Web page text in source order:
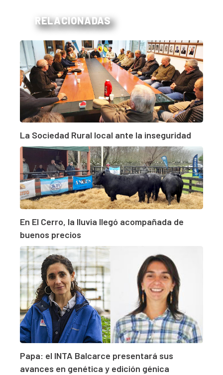
RELACIONADAS
La Sociedad Rural local ante la inseguridad
En El Cerro, la lluvia llegó acompañada de
buenos precios
Papa: el INTA Balcarce presentará sus
avances en genética y edición génica